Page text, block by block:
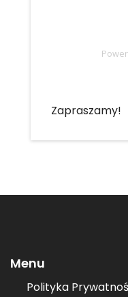
Zapraszamy!
Menu
Polityka